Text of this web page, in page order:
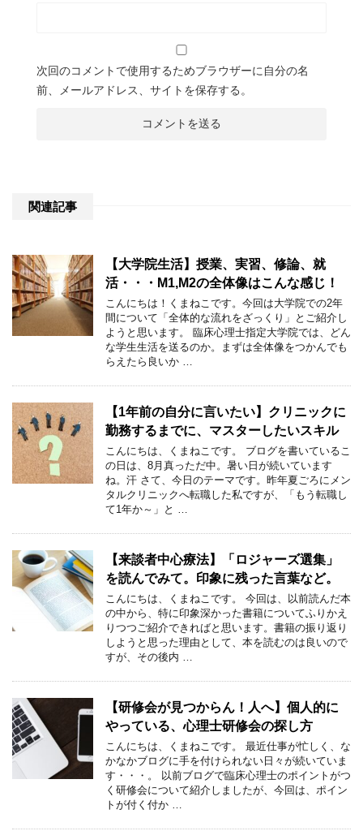
次回のコメントで使用するためブラウザーに自分の名
前、メールアドレス、サイトを保存する。
関連記事
【大学院生活】授業、実習、修論、就
活・・・M1,M2の全体像はこんな感じ！
こんにちは！くまねこです。今回は大学院での2年
間について「全体的な流れをざっくり」とご紹介し
ようと思います。 臨床心理士指定大学院では、どん
な学生生活を送るのか。まずは全体像をつかんでも
らえたら良いか …
【1年前の自分に言いたい】クリニックに
勤務するまでに、マスターしたいスキル
こんにちは、くまねこです。 ブログを書いているこ
の日は、8月真っただ中。暑い日が続いています
ね。汗 さて、今日のテーマです。昨年夏ごろにメン
タルクリニックへ転職した私ですが、「もう転職し
て1年か～」と …
【来談者中心療法】「ロジャーズ選集」
を読んでみて。印象に残った言葉など。
こんにちは、くまねこです。 今回は、以前読んだ本
の中から、特に印象深かった書籍についてふりかえ
りつつご紹介できればと思います。書籍の振り返り
しようと思った理由として、本を読むのは良いので
すが、その後内 …
【研修会が見つからん！人へ】個人的に
やっている、心理士研修会の探し方
こんにちは、くまねこです。 最近仕事が忙しく、な
かなかブログに手を付けられない日々が続いていま
す・・・。 以前ブログで臨床心理士のポイントがつ
く研修会について紹介しましたが、今回は、ポイン
トが付く付か …